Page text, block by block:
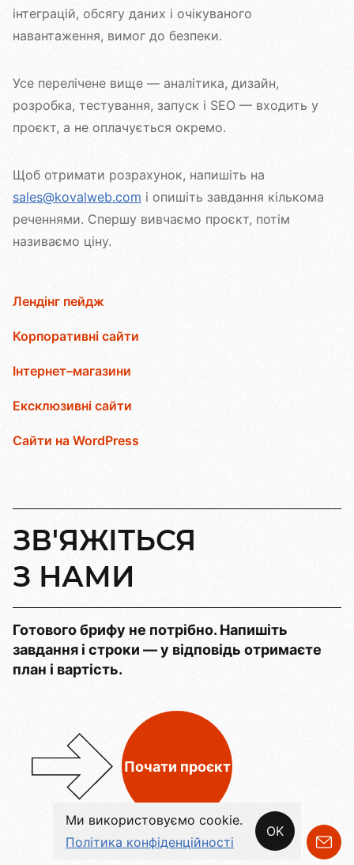
інтеграцій, обсягу даних і очікуваного
навантаження, вимог до безпеки.
Усе перелічене вище — аналітика, дизайн,
розробка, тестування, запуск і SEO — входить у
проєкт, а не оплачується окремо.
Щоб отримати розрахунок, напишіть на
sales@kovalweb.com і опишіть завдання кількома
реченнями. Спершу вивчаємо проєкт, потім
називаємо ціну.
Лендінг пейдж
Корпоративні сайти
Інтернет–магазини
Ексклюзивні сайти
Сайти на WordPress
ЗВ'ЯЖІТЬСЯ
З НАМИ
Готового брифу не потрібно. Напишіть
завдання і строки — у відповідь отримаєте
план і вартість.
Почати проєкт
Ми використовуємо cookie.
Політика конфіденційності
OK